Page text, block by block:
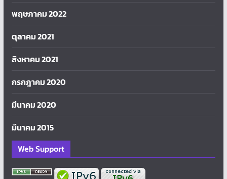
พฤษภาคม 2022
ตุลาคม 2021
สิงหาคม 2021
กรกฎาคม 2020
มีนาคม 2020
มีนาคม 2015
Web Support